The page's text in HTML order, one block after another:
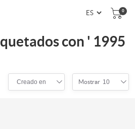
0
con ' 1995
Creado en Mostrar 10